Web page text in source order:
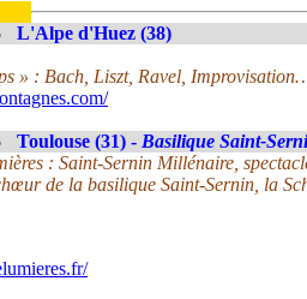
L'Alpe d'Huez (38)
» : Bach, Liszt, Ravel,
Toulouse (31) - Basilique Saint-
: Saint-Sernin Millénaire,
de la basilique Saint-Sernin, la